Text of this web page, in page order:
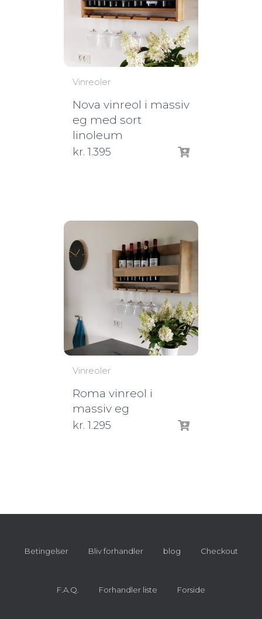
Vinreoler
Nova vinreol i massiv
eg med sort
linoleum
kr. 1.395
Vinreoler
Roma vinreol i
massiv eg
kr. 1.295
Betingelser Bliv forhandler blog Checkout
F.A.Q. Forhandler liste Forside